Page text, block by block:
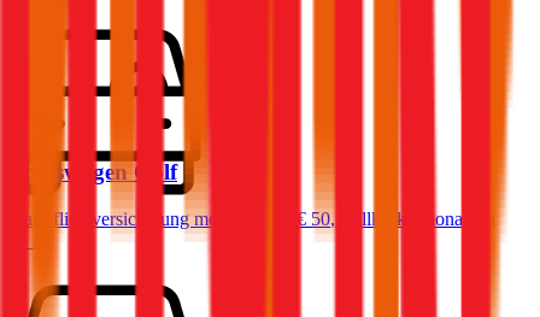
Volkswagen Golf
Haftpflichtversicherung monatlich ab € 50,
Vollkasko monatlich